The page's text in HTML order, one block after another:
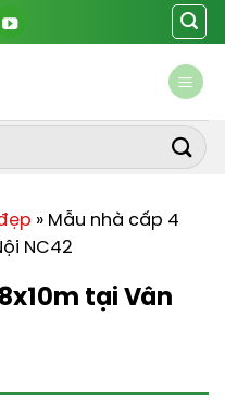
» Mẫu nhà cấp 4
NC42
tại Vân